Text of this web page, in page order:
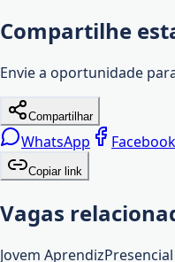
Compartilhe
Envie a oportunidade
Compartilhar
WhatsApp Facebook
Copiar link
Vagas
Jovem AprendizPresencial